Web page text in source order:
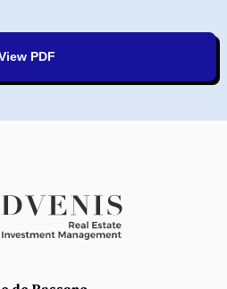
PDF